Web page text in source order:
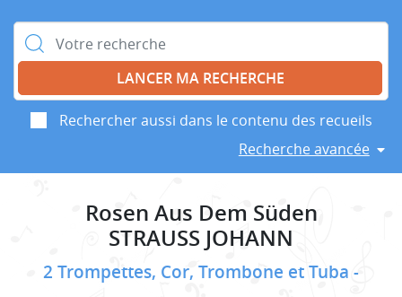
Rechercher :
Rechercher aussi dans le contenu des recueils
Recherche avancée
Rosen Aus Dem Süden
STRAUSS JOHANN
2 Trompettes, Cor, Trombone et Tuba